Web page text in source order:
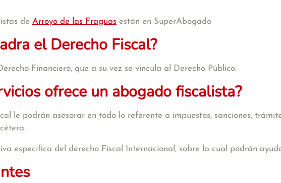
de Arroyo de las Fraguas están en SuperAbogado
el Derecho Fiscal?
Financiero, que a su vez se vincula al Derecho Público.
ofrece un abogado fiscalista?
le podrán asesorar en todo lo referente a impuestos, sanciones,
específica del derecho Fiscal Internacional, sobre la cual podrán